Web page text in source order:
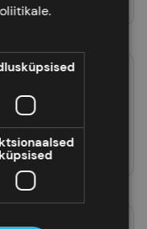
kate
küpsised